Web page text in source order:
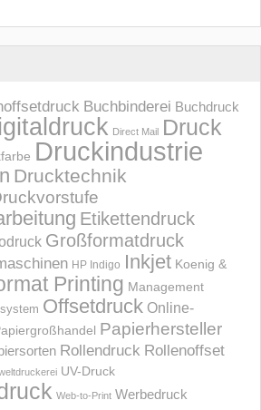
Buchbinderei Buchdruck
Direct Mail Druck
Druckindustrie
Drucktechnik
Etikettendruck
Großformatdruck
HP Indigo Inkjet Koenig &
Printing Management
Offsetdruck Online-
Papierhersteller
Rollendruck Rollenoffset
UV-Druck
Web-to-Print Werbedruck